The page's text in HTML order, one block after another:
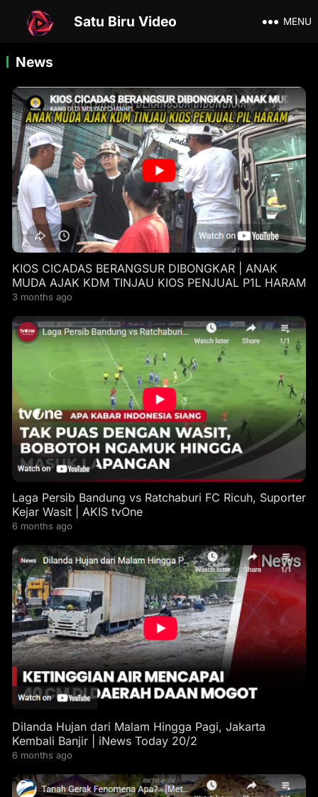
Satu Biru Video MENU
News
KIOS CICADAS BERANGSUR DIBONGKAR | ANAK
MUDA AJAK KDM TINJAU KIOS PENJUAL P1L HARAM
3 months ago
Laga Persib Bandung vs Ratchaburi FC Ricuh, Suporter
Kejar Wasit | AKIS tvOne
6 months ago
Dilanda Hujan dari Malam Hingga Pagi, Jakarta
Kembali Banjir | iNews Today 20/2
6 months ago